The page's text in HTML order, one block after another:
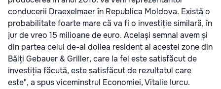
conducerii Draexelmaer în Republica Moldova. Există o
probabilitate foarte mare că va fi o investiție similară, în
jur de vreo 15 milioane de euro. Același semnal avem și
din partea celui de-al doliea resident al acestei zone din
Bălți Gebauer & Griller, care la fel este satisfăcut de
investiția făcută, este satisfăcut de rezultatul care
este", a spus viceminstrul Economiei, Vitalie Iurcu.